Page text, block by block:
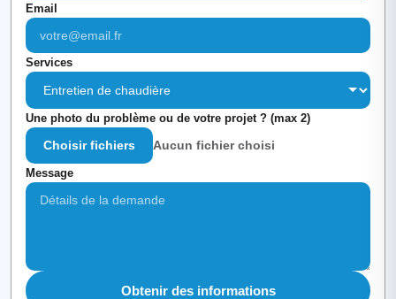
Email
Services
Une photo du problème ou de votre projet ? (max 2)
Choisir fichiers Aucun fichier choisi
Message
Obtenir des informations